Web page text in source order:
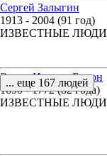
Сергей Залыгин
1913 - 2004 (91 год)
ИЗВЕСТНЫЕ ЛЮДИ
Эрнст Иоганн Бирон
1690 - 1772 (82 года)
ИЗВЕСТНЫЕ ЛЮДИ
... еще 167 людей